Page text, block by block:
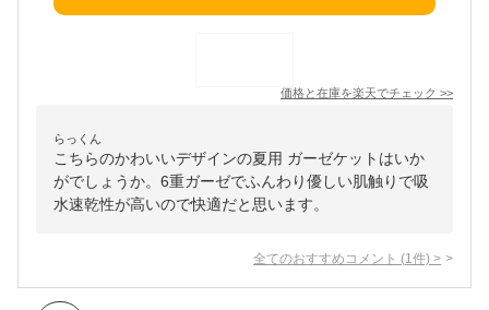
価格と在庫を楽天でチェック >>
らっくん
こちらのかわいいデザインの夏用 ガーゼケットはいか
がでしょうか。6重ガーゼでふんわり優しい肌触りで吸
水速乾性が高いので快適だと思います。
全てのおすすめコメント (1 件) >